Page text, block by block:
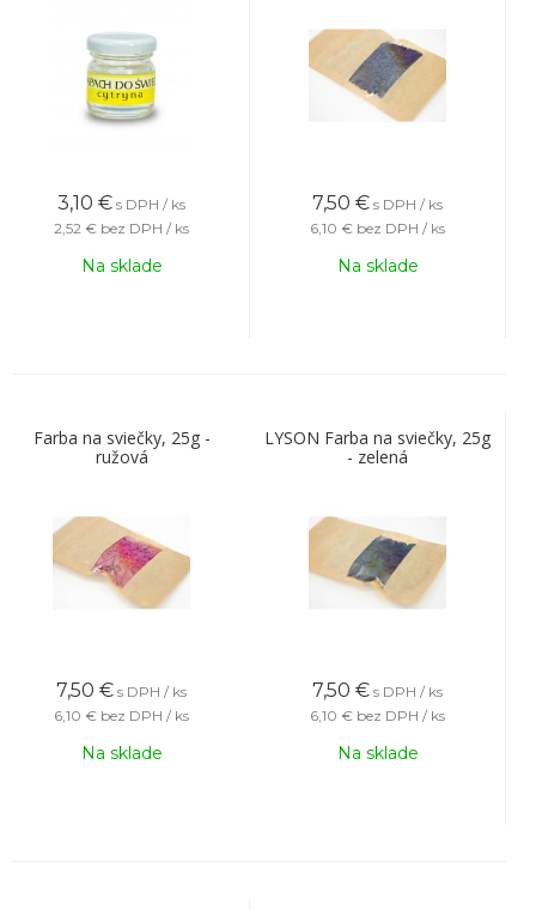
3,10 € s DPH / ks
2,52 € bez DPH / ks
Na sklade
7,50 € s DPH / ks
6,10 € bez DPH / ks
Na sklade
Farba na sviečky, 25g -
ružová
7,50 € s DPH / ks
6,10 € bez DPH / ks
Na sklade
LYSON Farba na sviečky, 25g
- zelená
7,50 € s DPH / ks
6,10 € bez DPH / ks
Na sklade